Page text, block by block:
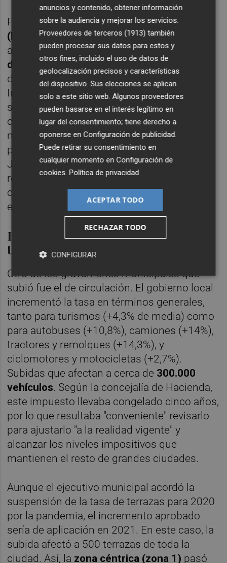
Pero además, laEmpresa Mixta Valenciana
(Emivasa)aprobó una modificación
adicional en otra parte de la factura:
de suministro, que experimentó una subida
del 1,15% por el suministro de agua potable.
Incremento que afecta tanto a la cuota que
se paga al mes según la potencia del
contador como la referente al consumo (por
m3 de agua). También subió el canon que
paga a la Confederación Hidrográfica del
Júca (CHJ) para devolver el coste de obras
realizadas a cargo del Estado: pasó este
concepto de 1,6 a 2 céntimos por m3. Esto
es, subió un 25%.
Impuesto de circulación y tasa de
terrazas
Otro de los gravámenes municipales que
subió fue el de circulación. El gobierno local
incrementó la tasa en términos generales,
tanto para turismos (+4,3% de media) como
para autobuses (+10,8%), camiones (+14%),
tractores y remolques (+14,3%), y
ciclomotores y motocicletas (+2,7%).
Subidas que afectan a cerca de 300.000
vehículos. Según la concejalía de Hacienda,
este impuesto llevaba congelado cinco años,
por lo que resultaba "conveniente" revisarlo
para ajustarlo "a la realidad vigente" y
alcanzar los niveles impositivos que
mantienen el resto de grandes ciudades.
Aunque el ejecutivo municipal acordó la
suspensión de la tasa de terrazas para 2020
por la pandemia, el incremento aprobado
sería de aplicación en 2021. En este caso, la
subida afectó a 500 terrazas de toda la
ciudad. Así, la zona céntrica (zona 1) pasó
anuncios y contenido, obtener información
sobre la audiencia y mejorar los servicios.
Proveedores de terceros (1913) también
pueden procesar sus datos para estos y
otros fines, incluido el uso de datos de
geolocalización precisos y características
del dispositivo. Sus elecciones se aplican
solo a este sitio web. Algunos proveedores
pueden basarse en el interés legítimo en
lugar del consentimiento; tiene derecho a
oponerse enConfiguración de publicidad
Puede retirar su consentimiento en
cualquier momento enConfiguración de
cookies .Política de privacidad
ACEPTAR TODO
RECHAZAR TODO
CONFIGURAR